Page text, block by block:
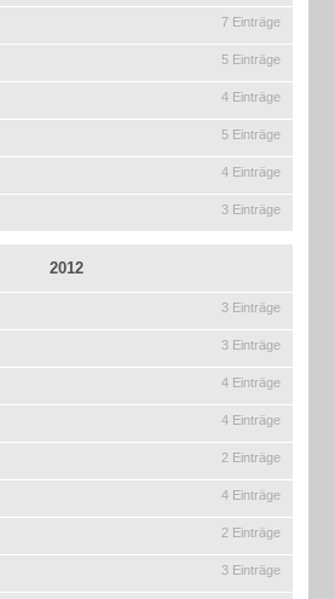
7 Einträge
5 Einträge
4 Einträge
5 Einträge
4 Einträge
3 Einträge
2012
3 Einträge
3 Einträge
4 Einträge
4 Einträge
2 Einträge
4 Einträge
2 Einträge
3 Einträge